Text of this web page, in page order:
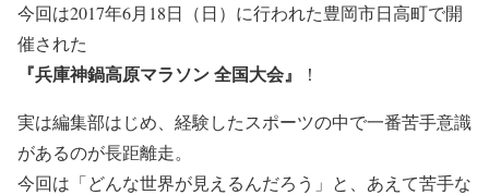
今回は2017年6月18日（日）に行われた豊岡市日高町で開
催された
『兵庫神鍋高原マラソン 全国大会』 ！
実は編集部はじめ、経験したスポーツの中で一番苦手意識
があるのが長距離走。
今回は「どんな世界が見えるんだろう」と、あえて苦手な